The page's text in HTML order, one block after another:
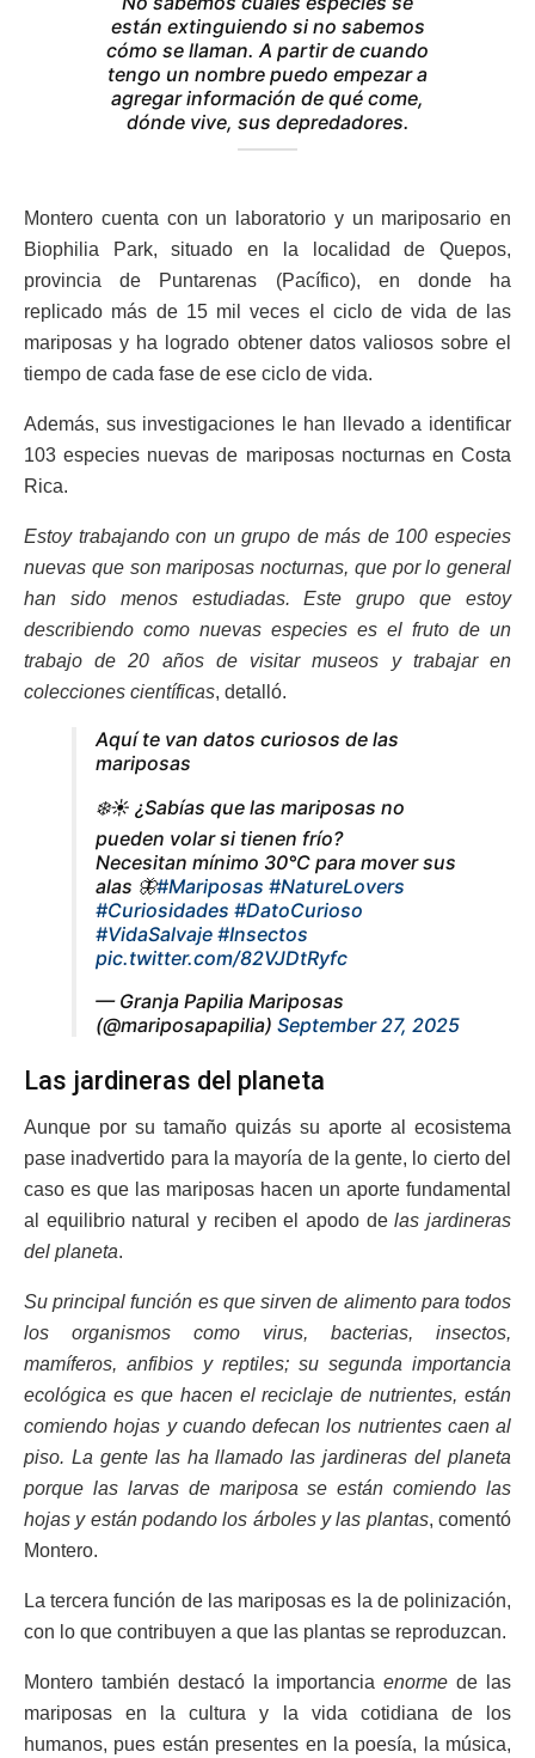
están extinguiendo si no sabemos
cómo se llaman. A partir de cuando
tengo un nombre puedo empezar a
agregar información de qué come,
dónde vive, sus depredadores.
Montero cuenta con un laboratorio y un mariposario en
Biophilia Park, situado en la localidad de Quepos,
provincia de Puntarenas (Pacífico), en donde ha
replicado más de 15 mil veces el ciclo de vida de las
mariposas y ha logrado obtener datos valiosos sobre el
tiempo de cada fase de ese ciclo de vida.
Además, sus investigaciones le han llevado a identificar
103 especies nuevas de mariposas nocturnas en Costa
Rica.
Estoy trabajando con un grupo de más de 100 especies
nuevas que son mariposas nocturnas, que por lo general
han sido menos estudiadas. Este grupo que estoy
describiendo como nuevas especies es el fruto de un
trabajo de 20 años de visitar museos y trabajar en
colecciones científicas, detalló.
Aquí te van datos curiosos de las
mariposas
❄️☀️ ¿Sabías que las mariposas no
pueden volar si tienen frío?
Necesitan mínimo 30°C para mover sus
alas 🦋#Mariposas #NatureLovers
#Curiosidades #DatoCurioso
#VidaSalvaje #Insectos
pic.twitter.com/82VJDtRyfc
— Granja Papilia Mariposas
(@mariposapapilia) September 27, 2025
Las jardineras del planeta
Aunque por su tamaño quizás su aporte al ecosistema
pase inadvertido para la mayoría de la gente, lo cierto del
caso es que las mariposas hacen un aporte fundamental
al equilibrio natural y reciben el apodo delas jardineras
del planeta.
Su principal función es que sirven de alimento para todos
los organismos como virus, bacterias, insectos,
mamíferos, anfibios y reptiles; su segunda importancia
ecológica es que hacen el reciclaje de nutrientes, están
comiendo hojas y cuando defecan los nutrientes caen al
piso. La gente las ha llamado las jardineras del planeta
porque las larvas de mariposa se están comiendo las
hojas y están podando los árboles y las plantas, comentó
Montero.
La tercera función de las mariposas es la de polinización,
con lo que contribuyen a que las plantas se reproduzcan.
Montero también destacó la importanciaenorme de las
mariposas en la cultura y la vida cotidiana de los
humanos, pues están presentes en la poesía, la música,